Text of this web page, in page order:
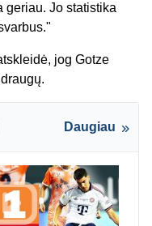
geriau. Jo statistika
jog Gotze
Daugiau